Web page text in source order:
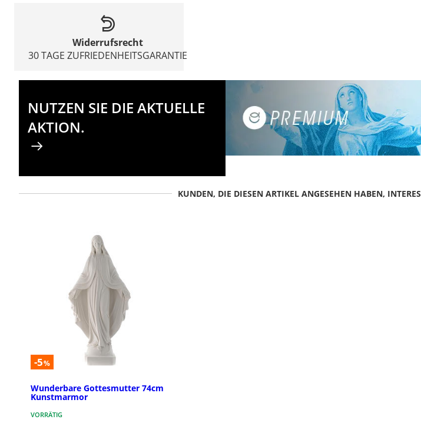
Widerrufsrecht
30 TAGE ZUFRIEDENHEITSGARANTIE
NUTZEN SIE DIE AKTUELLE
AKTION.
KUNDEN, DIE DIESEN ARTIKEL ANGESEHEN HABEN,
-5%
Wunderbare Gottesmutter 74cm
Kunstmarmor
VORRÄTIG